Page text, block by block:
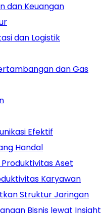
dan Keuangan
dan Logistik
dan Gas
Efektif
Handal
Produktivitas Aset
Karyawan
Struktur Jaringan
Bisnis lewat Insight